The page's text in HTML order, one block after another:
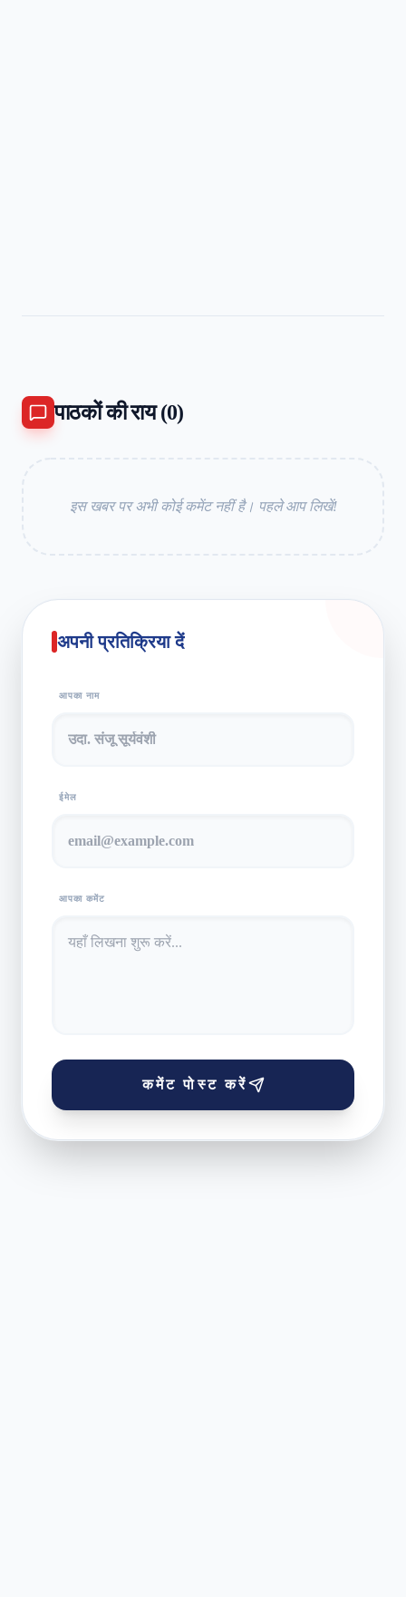
पाठकों की राय (0)
इस खबर पर अभी कोई कमेंट नहीं है। पहले आप लिखें!
अपनी प्रतिक्रिया दें
आपका नाम
ईमेल
आपका कमेंट
कमेंट पोस्ट करें